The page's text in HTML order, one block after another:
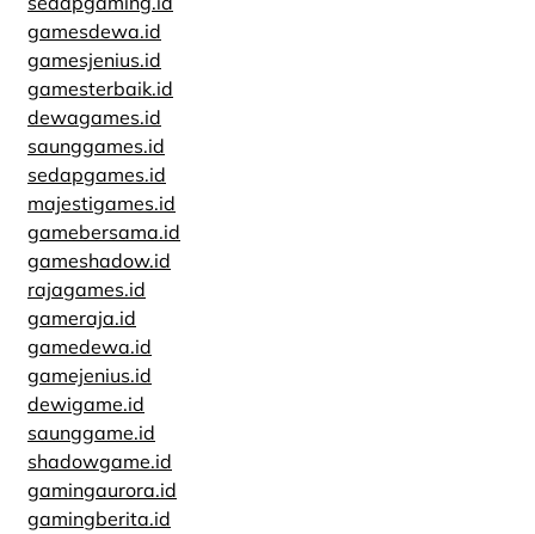
gamesdewa.id
gamesjenius.id
gamesterbaik.id
dewagames.id
saunggames.id
sedapgames.id
majestigames.id
gamebersama.id
gameshadow.id
rajagames.id
gameraja.id
gamedewa.id
gamejenius.id
dewigame.id
saunggame.id
shadowgame.id
gamingaurora.id
gamingberita.id